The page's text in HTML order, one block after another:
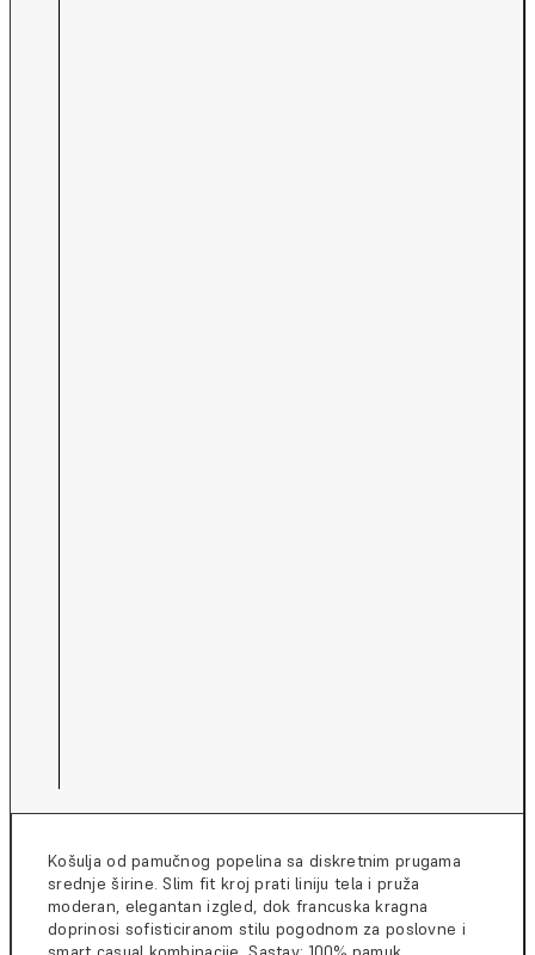
Košulja od pamučnog popelina sa diskretnim prugama
srednje širine. Slim fit kroj prati liniju tela i pruža
moderan, elegantan izgled, dok francuska kragna
doprinosi sofisticiranom stilu pogodnom za poslovne i